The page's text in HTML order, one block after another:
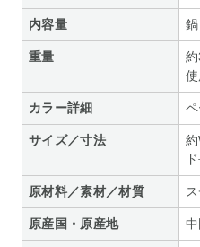
内容量
重量
使
カラー詳細
サイズ／寸法
原材料／素材／材質
原産国・原産地 中